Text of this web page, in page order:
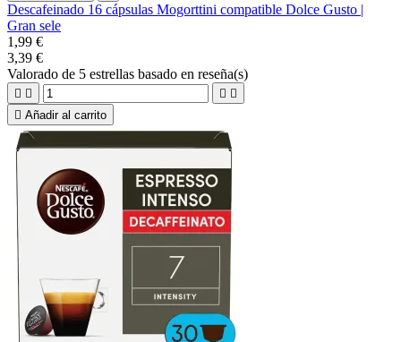
Descafeinado 16 cápsulas Mogorttini compatible Dolce Gusto |
Gran sele
1,99 €
3,39 €
Valorado de 5 estrellas basado en reseña(s)
   
 Añadir al carrito